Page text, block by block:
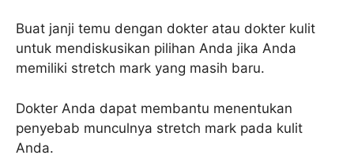
Buat janji temu dengan dokter atau dokter kulit
untuk mendiskusikan pilihan Anda jika Anda
memiliki stretch mark yang masih baru.
Dokter Anda dapat membantu menentukan
penyebab munculnya stretch mark pada kulit
Anda.